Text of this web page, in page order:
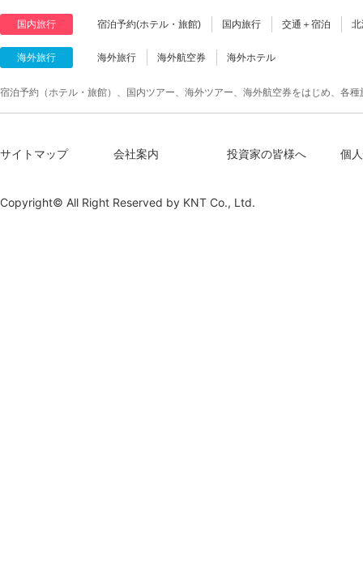
国内旅行 宿泊予約(ホテル・旅館) 国内旅行 交通＋宿泊
海外旅行 海外旅行 海外航空券 海外ホテル
宿泊予約（ホテル・旅館）、国内ツアー、海外ツアー、海外航空券をはじめ、各
サイトマップ 会社案内 投資家の皆様へ 個
Copyright© All Right Reserved by KNT Co., Ltd.